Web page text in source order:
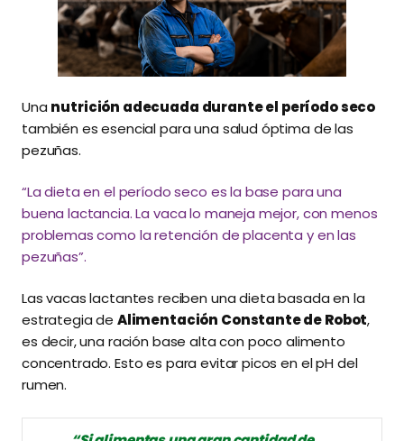
Una nutrición adecuada durante el período seco
también es esencial para una salud óptima de las
pezuñas.
“La dieta en el período seco es la base para una
buena lactancia. La vaca lo maneja mejor, con menos
problemas como la retención de placenta y en las
pezuñas”.
Las vacas lactantes reciben una dieta basada en la
estrategia de Alimentación Constante de Robot,
es decir, una ración base alta con poco alimento
concentrado. Esto es para evitar picos en el pH del
rumen.